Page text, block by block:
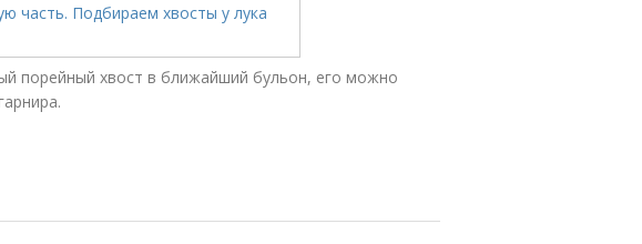
порейный хвост в ближайший бульон, его можно